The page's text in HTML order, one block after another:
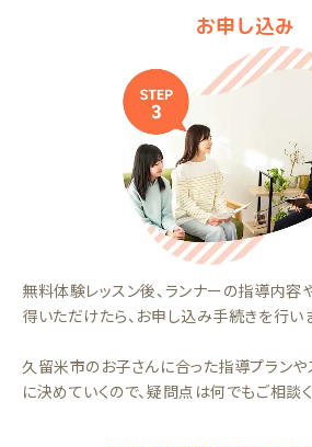
お申し込み
無料体験レッスン後、ランナーの指導内容
得いただけたら、お申し込み手続きを行い
久留米市のお子さんに合った指導プラン
に決めていくので、疑問点は何でもご相談く